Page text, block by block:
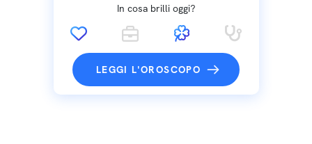
In cosa brilli oggi?
LEGGI L'OROSCOPO